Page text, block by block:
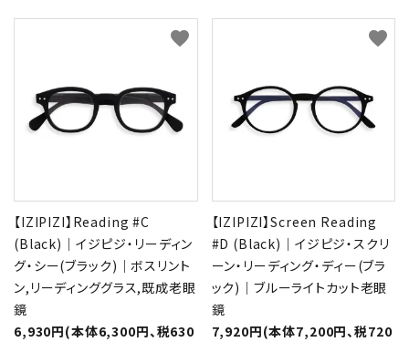
【IZIPIZI】Reading #C
(Black)｜イジピジ・リーディン
グ・シー(ブラック)｜ボスリント
ン,リーディンググラス,既成老眼
鏡
6,930円(本体6,300円、税630
favorite
【IZIPIZI】Screen Reading
#D (Black)｜イジピジ・スクリ
ーン・リーディング・ディー(ブラ
ック)｜ブルーライトカット老眼
鏡
7,920円(本体7,200円、税720
favorite